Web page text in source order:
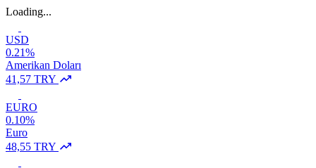
Loading...
USD
0.21%
Amerikan Doları
41,57 TRY
EURO
0.10%
Euro
48,55 TRY